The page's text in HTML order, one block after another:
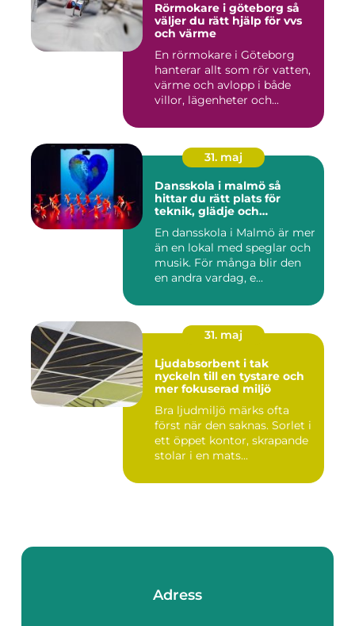
Rörmokare i göteborg så
väljer du rätt hjälp för vvs
och värme
En rörmokare i Göteborg
hanterar allt som rör vatten,
värme och avlopp i både
villor, lägenheter och...
31. maj
Dansskola i malmö så
hittar du rätt plats för
teknik, glädje och
En dansskola i Malmö är mer
än en lokal med speglar och
musik. För många blir den
en andra vardag, e...
31. maj
Ljudabsorbent i tak
nyckeln till en tystare och
mer fokuserad miljö
Bra ljudmiljö märks ofta
först när den saknas. Sorlet i
ett öppet kontor, skrapande
stolar i en mats...
Adress